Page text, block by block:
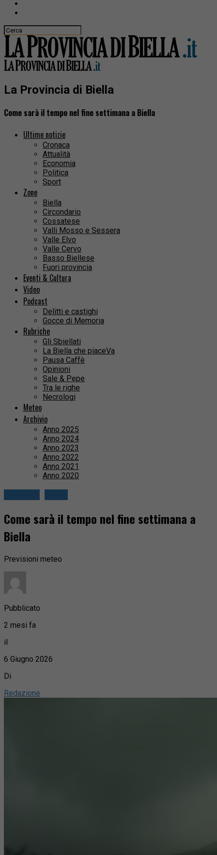
La Provincia di Biella
Come sarà il tempo nel fine settimana a Biella
Ultime notizie
Cronaca
Attualità
Economia
Politica
Sport
Zone
Biella
Circondario
Cossatese
Valli Mosso e Sessera
Valle Elvo
Valle Cervo
Basso Biellese
Fuori provincia
Eventi & Cultura
Video
Podcast
Delitti e castighi
Gocce di Memoria
Rubriche
Gli Sbiellati
La Biella che piaceVa
Pausa Caffè
Opinioni
Sale & Pepe
Tra le righe
Necrologi
Meteo
Archivio
Anno 2025
Anno 2024
Anno 2023
Anno 2022
Anno 2021
Anno 2020
Come sarà il tempo nel fine settimana a
Biella
Previsioni meteo
Pubblicato
2 mesi fa
il
6 Giugno 2026
Di
Redazione